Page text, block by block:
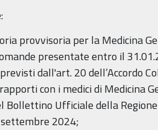
provvisoria per la Medicina
presentate entro il
dall'art. 20 dell’Accordo
con i medici di Medicina
Bollettino Ufficiale della
2024;